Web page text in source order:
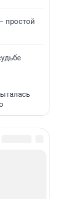
простой